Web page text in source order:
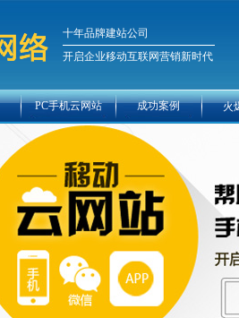
十年品牌建站公司
开启企业移动互联网营销新时代
PC手机云网站 成功案例 火